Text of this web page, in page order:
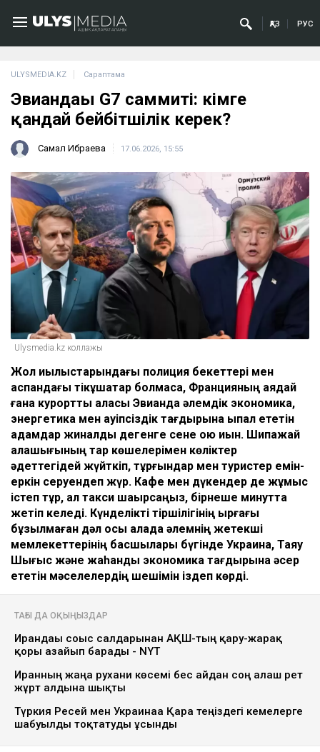
ҚАЗ РУС
ULYSMEDIA.KZ Сараптама
Эвиандағы G7 саммиті: кімге
қандай бейбітшілік керек?
Самал Ибраева 17.06.2026, 15:55
Ulysmedia.kz коллажы
Жол қиылыстарындағы полиция бекеттері мен
аспандағы тікұшақтар болмаса, Францияның аядай
ғана курортты қаласы Эвианда әлемдік экономика,
энергетика мен қауіпсіздік тағдырына ықпал ететін
адамдар жиналды дегенге сене қою қиын. Шипажай
қалашығының тар көшелерімен көліктер
әдеттегідей жүйткіп, тұрғындар мен туристер емін-
еркін серуендеп жүр. Кафе мен дүкендер де жұмыс
істеп тұр, ал такси шақырсаңыз, бірнеше минутта
жетіп келеді. Күнделікті тіршілігінің ырғағы
бұзылмаған дәл осы қалада әлемнің жетекші
мемлекеттерінің басшылары бүгінде Украина, Таяу
Шығыс және жаһандық экономика тағдырына әсер
ететін мәселелердің шешімін іздеп көрді.
ТАҒЫ ДА ОҚЫҢЫЗДАР
Ирандағы соғыс салдарынан АҚШ-тың қару-жарақ
қоры азайып барады - NYT
Иранның жаңа рухани көсемі бес айдан соң алғаш рет
жұрт алдына шықты
Түркия Ресей мен Украинаға Қара теңіздегі кемелерге
шабуылды тоқтатуды ұсынды